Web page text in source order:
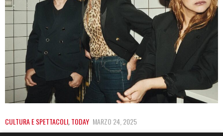
CULTURA E SPETTACOLI,TODAY MARZO 24, 2025